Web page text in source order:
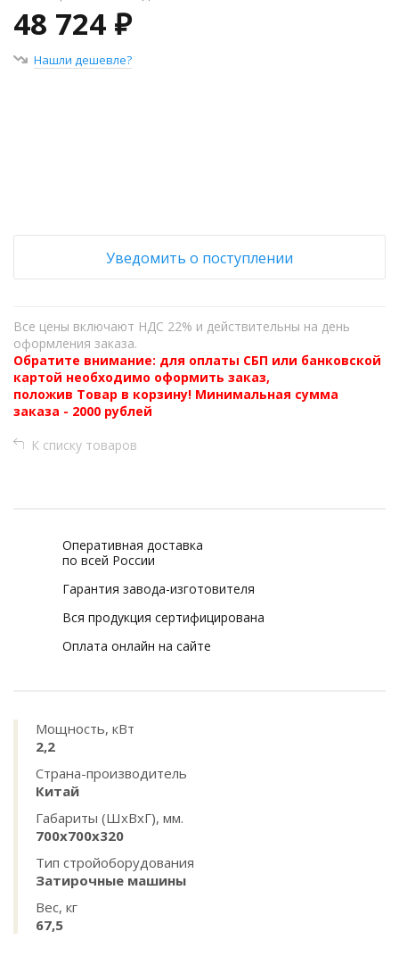
48 724 ₽
Нашли дешевле?
Уведомить о поступлении
Все цены включают НДС 22% и действительны на день
оформления заказа.
Обратите внимание: для оплаты СБП или банковской
картой необходимо оформить заказ,
положив Товар в корзину! Минимальная сумма
заказа - 2000 рублей
К списку товаров
Оперативная доставка
по всей России
Гарантия завода-изготовителя
Вся продукция сертифицирована
Оплата онлайн на сайте
Мощность, кВт
2,2
Страна-производитель
Китай
Габариты (ШхВхГ), мм.
700х700х320
Тип стройоборудования
Затирочные машины
Вес, кг
67,5